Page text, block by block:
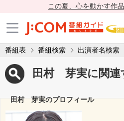
この夏、心を動かす作
番組表 番組検索 出演者名検索
田村 芽実に関連
田村 芽実のプロフィール